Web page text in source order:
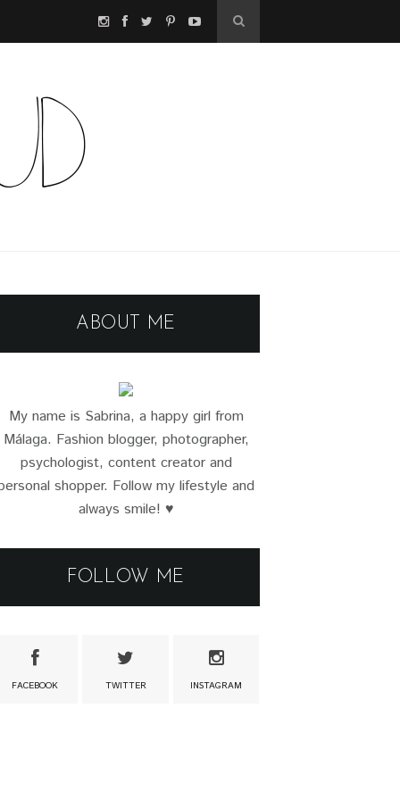
ABOUT ME
My name is Sabrina, a happy girl from
Málaga. Fashion blogger, photographer,
psychologist, content creator and
shopper. Follow my lifestyle and
always smile! ♥
FOLLOW ME
FACEBOOK TWITTER INSTAGRAM